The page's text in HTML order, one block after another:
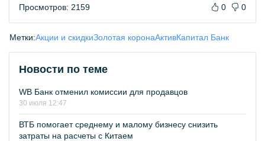
Просмотров: 2159 0 0
Метки:Акции и скидкиЗолотая коронаАктивКапитал Банк
Новости по теме
WB Банк отменил комиссии для продавцов
30 июля 12:47
ВТБ помогает среднему и малому бизнесу снизить
затраты на расчеты с Китаем